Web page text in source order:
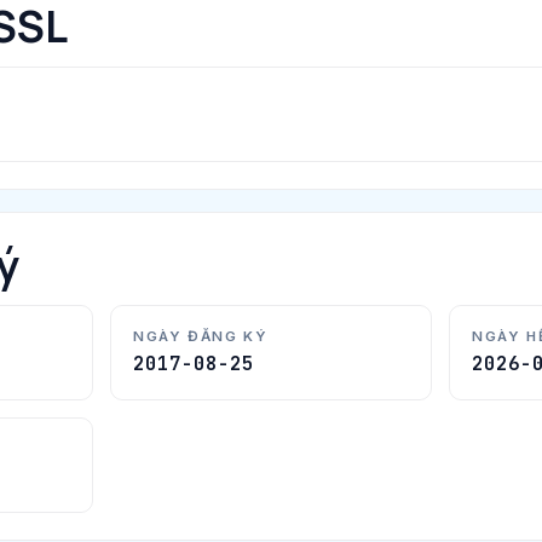
NGÀY ĐĂNG KÝ
2017-08-25
NGÀY
2026-